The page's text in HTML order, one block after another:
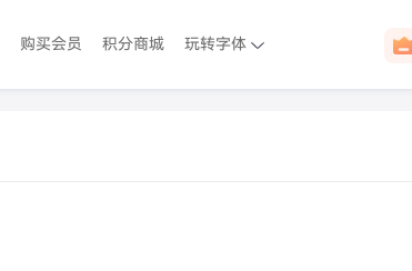
购买会员 积分商城 玩转字体